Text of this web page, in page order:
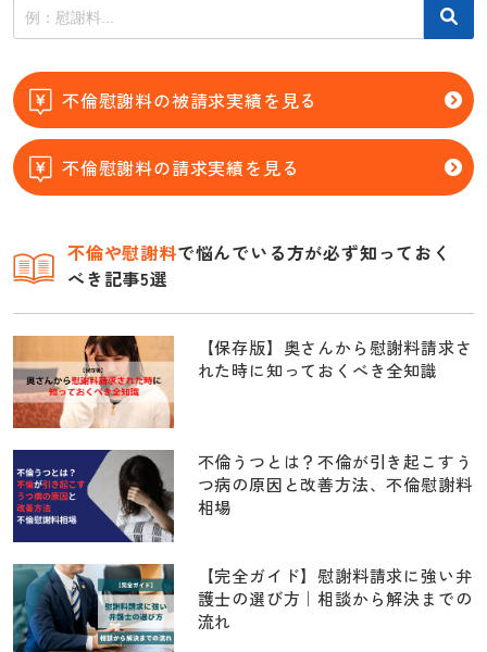
不倫慰謝料の被請求実績を見る
不倫慰謝料の請求実績を見る
不倫や慰謝料で悩んでいる方が必ず知っておく
べき記事5選
【保存版】奥さんから慰謝料請求さ
れた時に知っておくべき全知識
不倫うつとは？不倫が引き起こすう
つ病の原因と改善方法、不倫慰謝料
相場
【完全ガイド】慰謝料請求に強い弁
護士の選び方｜相談から解決までの
流れ